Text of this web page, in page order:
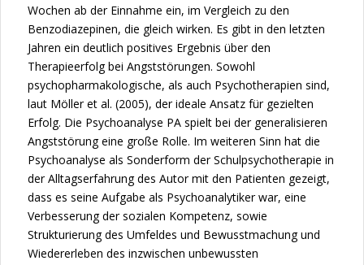
Wochen ab der Einnahme ein, im Vergleich zu den
Benzodiazepinen, die gleich wirken. Es gibt in den letzten
Jahren ein deutlich positives Ergebnis über den
Therapieerfolg bei Angststörungen. Sowohl
psychopharmakologische, als auch Psychotherapien sind,
laut Möller et al. (2005), der ideale Ansatz für gezielten
Erfolg. Die Psychoanalyse PA spielt bei der generalisieren
Angststörung eine große Rolle. Im weiteren Sinn hat die
Psychoanalyse als Sonderform der Schulpsychotherapie in
der Alltagserfahrung des Autor mit den Patienten gezeigt,
dass es seine Aufgabe als Psychoanalytiker war, eine
Verbesserung der sozialen Kompetenz, sowie
Strukturierung des Umfeldes und Bewusstmachung und
Wiedererleben des inzwischen unbewussten